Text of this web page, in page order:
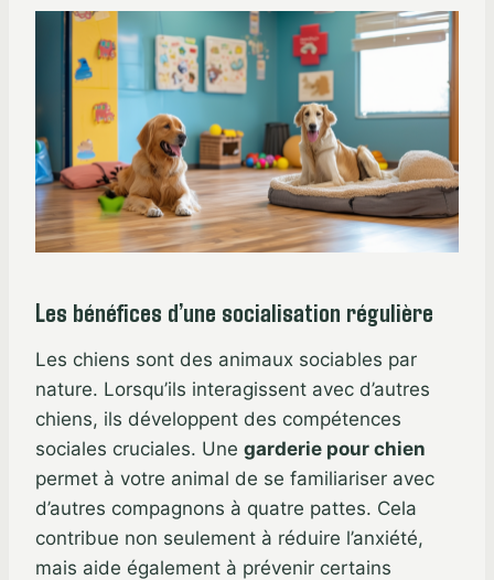
Les bénéfices d’une socialisation régulière
Les chiens sont des animaux sociables par
nature. Lorsqu’ils interagissent avec d’autres
chiens, ils développent des compétences
sociales cruciales. Une garderie pour chien
permet à votre animal de se familiariser avec
d’autres compagnons à quatre pattes. Cela
contribue non seulement à réduire l’anxiété,
mais aide également à prévenir certains